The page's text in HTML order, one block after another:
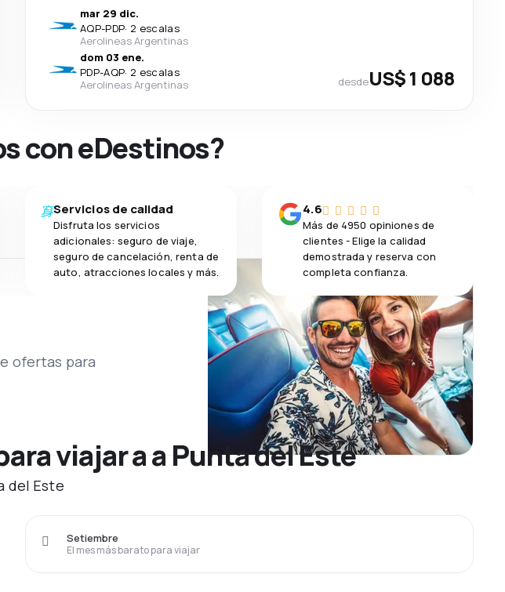
mar 29 dic.
AQP-PDP· 2 escalas
Aerolineas Argentinas
dom 03 ene.
PDP-AQP· 2 escalas
Aerolineas Argentinas
desdeUS$ 1 088
con eDestinos?
Servicios de calidad
Disfruta los servicios
adicionales: seguro de viaje,
seguro de cancelación, renta de
auto, atracciones locales y más.
4.6
Más de 4950 opiniones de
clientes - Elige la calidad
demostrada y reserva con
completa confianza.
ofertas para
viajar a a Punta del Este
del Este
El mes más barato para viajar
Setiembre